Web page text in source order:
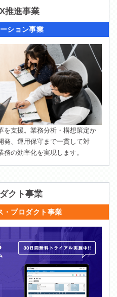
推進事業
ション事業
を支援。業務分析・構想策定か
発、運用保守まで一貫して対
の効率化を実現します。
クト事業
・プロダクト事業